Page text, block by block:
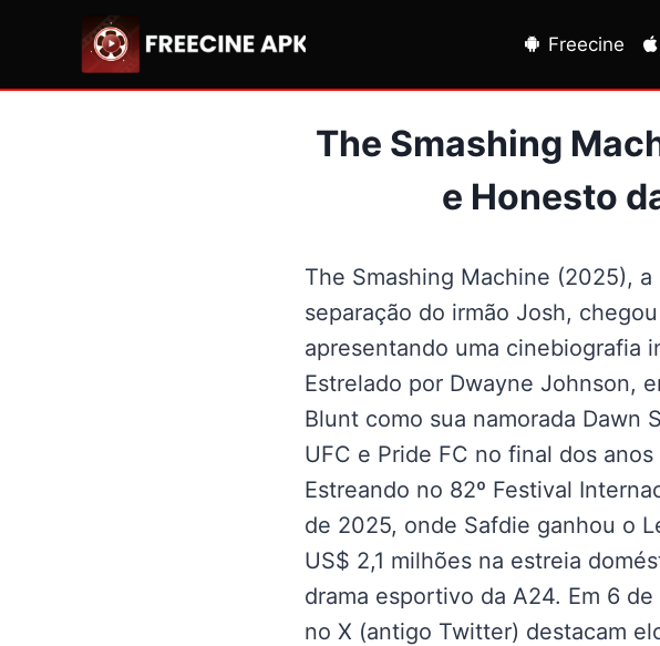
Freecine
The Smashing
e Honesto
The Smashing Machine (2025),
separação do irmão Josh,
apresentando uma cinebiografia
Estrelado por Dwayne Johnson,
Blunt como sua namorada Dawn
UFC e Pride FC no final dos
Estreando no 82º Festival
de 2025, onde Safdie ganhou o
US$ 2,1 milhões na estreia
drama esportivo da A24. Em 6
no X (antigo Twitter) destacam